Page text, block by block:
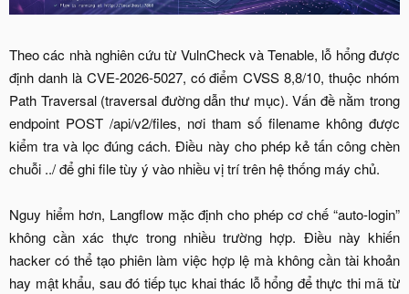
Theo các nhà nghiên cứu từ VulnCheck và Tenable, lỗ hổng được
định danh là CVE-2026-5027, có điểm CVSS 8,8/10, thuộc nhóm
Path Traversal (traversal đường dẫn thư mục). Vấn đề nằm trong
endpoint POST /api/v2/files, nơi tham số filename không được
kiểm tra và lọc đúng cách. Điều này cho phép kẻ tấn công chèn
chuỗi ../ để ghi file tùy ý vào nhiều vị trí trên hệ thống máy chủ.
Nguy hiểm hơn, Langflow mặc định cho phép cơ chế “auto-login”
không cần xác thực trong nhiều trường hợp. Điều này khiến
hacker có thể tạo phiên làm việc hợp lệ mà không cần tài khoản
hay mật khẩu, sau đó tiếp tục khai thác lỗ hổng để thực thi mã từ